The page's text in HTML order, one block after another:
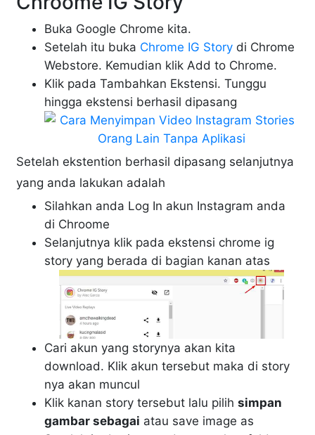
Buka Google Chrome kita.
Setelah itu buka Chrome IG Story di Chrome
Webstore. Kemudian klik Add to Chrome.
Klik pada Tambahkan Ekstensi. Tunggu
hingga ekstensi berhasil dipasang
Setelah ekstention berhasil dipasang selanjutnya
yang anda lakukan adalah
Silahkan anda Log In akun Instagram anda
di Chroome
Selanjutnya klik pada ekstensi chrome ig
story yang berada di bagian kanan atas
Cari akun yang storynya akan kita
download. Klik akun tersebut maka di story
nya akan muncul
Klik kanan story tersebut lalu pilihsimpan
gambar sebagai atau save image as